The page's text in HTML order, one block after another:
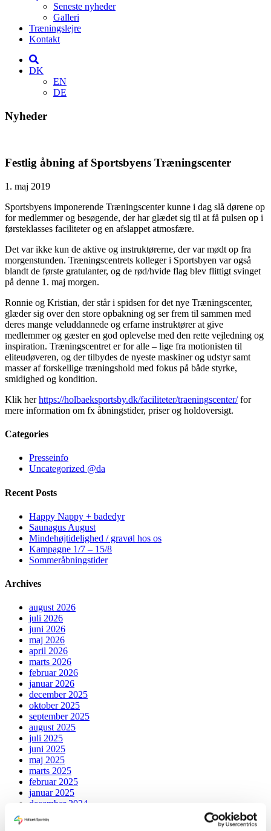
Seneste nyheder
Galleri
Træningslejre
Kontakt
DK
EN
DE
Nyheder
Festlig åbning af Sportsbyens Træningscenter
1. maj 2019
Sportsbyens imponerende Træningscenter kunne i dag slå dørene op
for medlemmer og besøgende, der har glædet sig til at få pulsen op i
førsteklasses faciliteter og en afslappet atmosfære.
Det var ikke kun de aktive og instruktørerne, der var mødt op fra
morgenstunden. Træningscentrets kolleger i Sportsbyen var også
blandt de første gratulanter, og de rød/hvide flag blev flittigt svinget
på denne 1. maj morgen.
Ronnie og Kristian, der står i spidsen for det nye Træningscenter,
glæder sig over den store opbakning og ser frem til sammen med
deres mange veluddannede og erfarne instruktører at give
medlemmer og gæster en god oplevelse med den rette vejledning og
inspiration. Træningscentret er for alle – lige fra motionisten til
eliteudøveren, og der tilbydes de nyeste maskiner og udstyr samt
masser af forskellige træningshold med fokus på både styrke,
smidighed og kondition.
Klik herhttps://holbaeksportsby.dk/faciliteter/traeningscenter/for
mere information om fx åbningstider, priser og holdoversigt.
Categories
Presseinfo
Uncategorized @da
Recent Posts
Happy Nappy + badedyr
Saunagus August
Mindehøjtidelighed / gravøl hos os
Kampagne 1/7 – 15/8
Sommeråbningstider
Archives
august 2026
juli 2026
juni 2026
maj 2026
april 2026
marts 2026
februar 2026
januar 2026
december 2025
oktober 2025
september 2025
august 2025
juli 2025
juni 2025
maj 2025
marts 2025
februar 2025
januar 2025
december 2024